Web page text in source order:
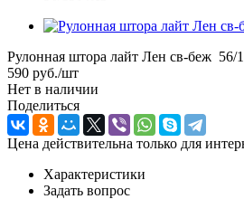
Рулонная штора лайт Лен св-беж 56/
590 руб./шт
Нет в наличии
Поделиться
Цена действительна только для
Характеристики
Задать вопрос